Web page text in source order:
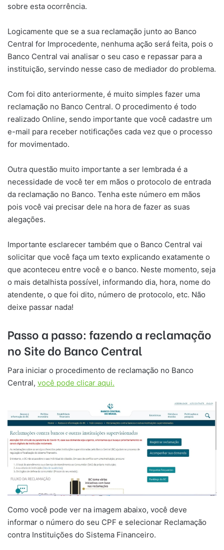
sobre esta ocorrência.
Logicamente que se a sua reclamação junto ao Banco
Central for Improcedente, nenhuma ação será feita, pois o
Banco Central vai analisar o seu caso e repassar para a
instituição, servindo nesse caso de mediador do problema.
Com foi dito anteriormente, é muito simples fazer uma
reclamação no Banco Central. O procedimento é todo
realizado Online, sendo importante que você cadastre um
e-mail para receber notificações cada vez que o processo
for movimentado.
Outra questão muito importante a ser lembrada é a
necessidade de você ter em mãos o protocolo de entrada
da reclamação no Banco. Tenha este número em mãos
pois você vai precisar dele na hora de fazer as suas
alegações.
Importante esclarecer também que o Banco Central vai
solicitar que você faça um texto explicando exatamente o
que aconteceu entre você e o banco. Neste momento, seja
o mais detalhista possível, informando dia, hora, nome do
atendente, o que foi dito, número de protocolo, etc. Não
deixe passar nada!
Passo a passo: fazendo a reclamação
no Site do Banco Central
Para iniciar o procedimento de reclamação no Banco
Central, você pode clicar aqui.
Como você pode ver na imagem abaixo, você deve
informar o número do seu CPF e selecionar Reclamação
contra Instituições do Sistema Financeiro.